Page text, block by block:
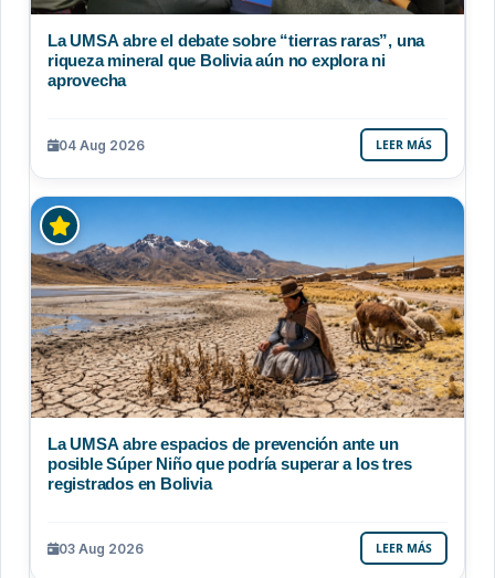
La UMSA abre el debate sobre “tierras raras”, una
riqueza mineral que Bolivia aún no explora ni
aprovecha
04 Aug 2026 LEER MÁS
La UMSA abre espacios de prevención ante un
posible Súper Niño que podría superar a los tres
registrados en Bolivia
03 Aug 2026 LEER MÁS